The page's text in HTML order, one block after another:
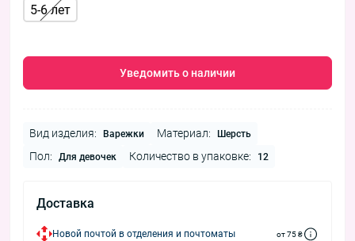
5-6 лет
Уведомить о наличии
Вид изделия: Варежки Материал: Шерсть
Пол: Для девочек Количество в упаковке: 12
Доставка
Новой почтой в отделения и почтоматы от 75 ₴